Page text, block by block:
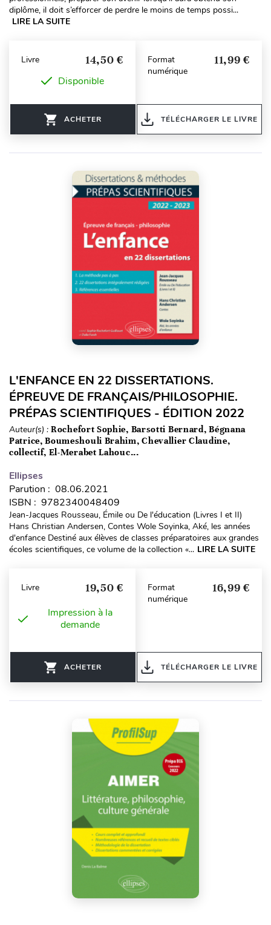
diplôme, il doit s’efforcer de perdre le moins de temps possi...
LIRE LA SUITE
Livre 14,50 €
Disponible
ACHETER
Format
numérique
11,99 €
TÉLÉCHARGER LE LIVRE
L'ENFANCE EN 22 DISSERTATIONS.
ÉPREUVE DE FRANÇAIS/PHILOSOPHIE.
PRÉPAS SCIENTIFIQUES - ÉDITION 2022
Auteur(s) : Rochefort Sophie, Barsotti Bernard, Bégnana
Patrice, Boumeshouli Brahim, Chevallier Claudine,
collectif, El-Merabet Lahouc...
Ellipses
Parution : 08.06.2021
ISBN : 9782340048409
Jean-Jacques Rousseau, Émile ou De l'éducation (Livres I et II)
Hans Christian Andersen, Contes Wole Soyinka, Aké, les années
d'enfance Destiné aux élèves de classes préparatoires aux grandes
écoles scientifiques, ce volume de la collection «... LIRE LA SUITE
Livre 19,50 €
Impression à la
demande
ACHETER
Format
numérique
16,99 €
TÉLÉCHARGER LE LIVRE